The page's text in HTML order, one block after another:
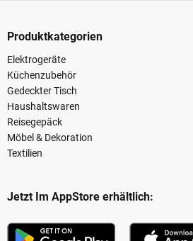
Produktkategorien
Elektrogeräte
Küchenzubehör
Gedeckter Tisch
Haushaltswaren
Reisegepäck
Möbel & Dekoration
Textilien
Jetzt Im AppStore erhältlich: